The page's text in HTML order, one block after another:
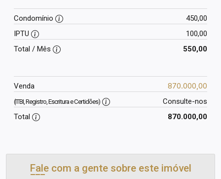
Condomínio
450,00
IPTU
100,00
Total / Mês
550,00
Venda 870.000,00
(ITBI, Registro, Escritura e Certidões)
Consulte-nos
Total
870.000,00
Fale com a gente sobre este imóvel